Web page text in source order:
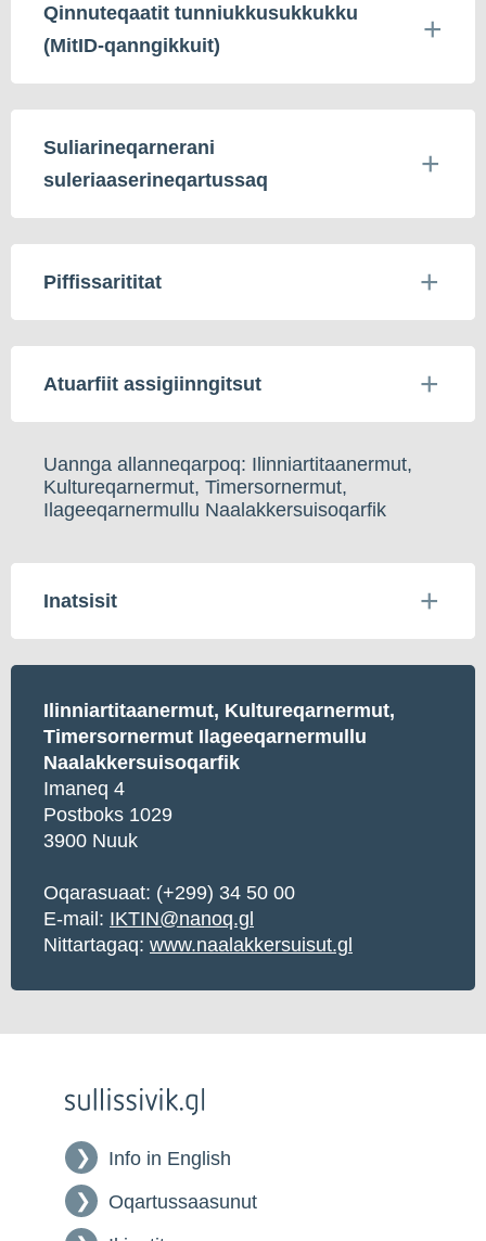
Qinnuteqaatit tunniukkusukkukku
(MitID-qanngikkuit)
Suliarineqarnerani
suleriaaserineqartussaq
Piffissarititat
Atuarfiit assigiinngitsut
Uannga allanneqarpoq: Ilinniartitaanermut,
Kultureqarnermut, Timersornermut,
Ilageeqarnermullu Naalakkersuisoqarfik
Inatsisit
Ilinniartitaanermut, Kultureqarnermut,
Timersornermut Ilageeqarnermullu
Naalakkersuisoqarfik
Imaneq 4
Postboks 1029
3900 Nuuk
Oqarasuaat: (+299) 34 50 00
E-mail: IKTIN@nanoq.gl
Nittartagaq: www.naalakkersuisut.gl
Info in English
Oqartussaasunut